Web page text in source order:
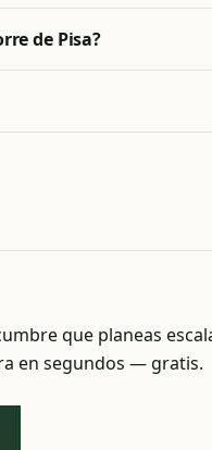
de Pisa?
que planeas
en segundos — gratis.